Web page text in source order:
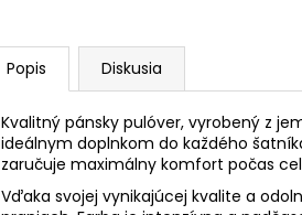
Popis Diskusia
Kvalitný pánsky pulóver, vyrobený z
ideálnym doplnkom do každého
zaručuje maximálny komfort počas
Vďaka svojej vynikajúcej kvalite a